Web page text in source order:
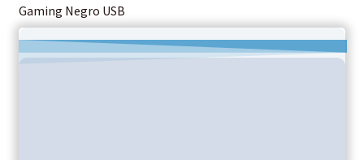
Gaming Negro USB